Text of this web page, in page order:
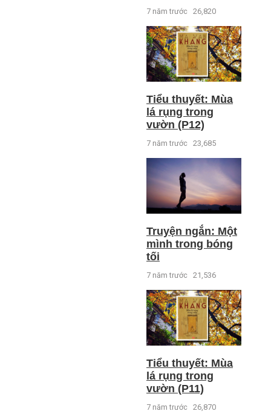
7 năm trước 26,820
Tiểu thuyết: Mùa
lá rụng trong
vườn (P12)
7 năm trước 23,685
Truyện ngắn: Một
mình trong bóng
tối
7 năm trước 21,536
Tiểu thuyết: Mùa
lá rụng trong
vườn (P11)
7 năm trước 26,870